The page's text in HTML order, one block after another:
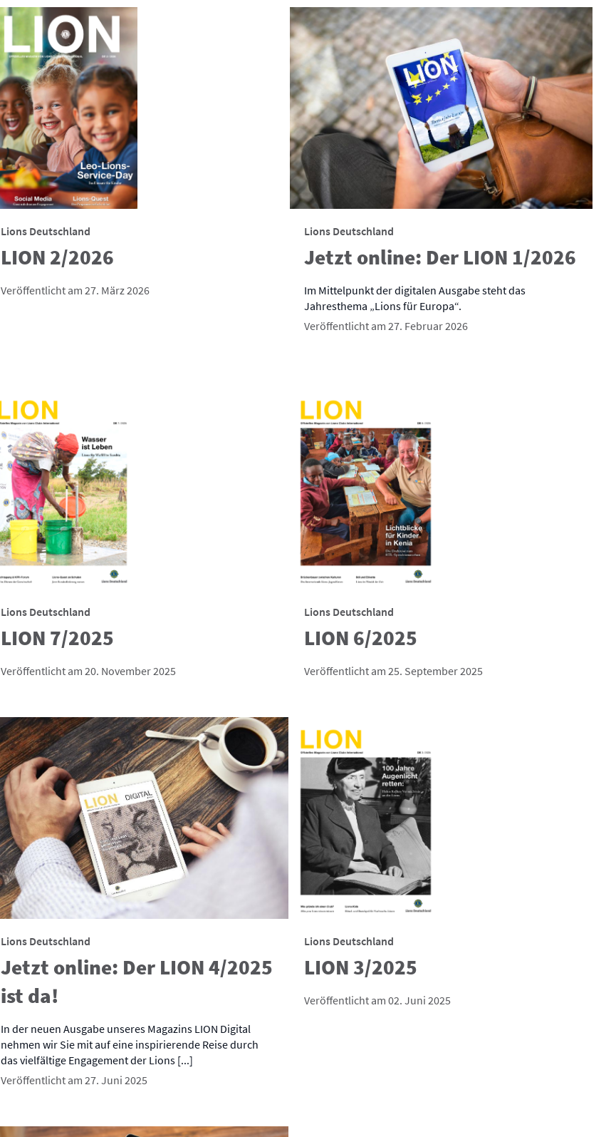
Lions Deutschland
LION 2/2026
Veröffentlicht am 27. März 2026
Lions Deutschland
Jetzt online: Der LION 1/2026
Im Mittelpunkt der digitalen Ausgabe steht das
Jahresthema „Lions für Europa“.
Veröffentlicht am 27. Februar 2026
Lions Deutschland
LION 7/2025
Veröffentlicht am 20. November 2025
Lions Deutschland
LION 6/2025
Veröffentlicht am 25. September 2025
Lions Deutschland
Jetzt online: Der LION 4/2025
ist da!
In der neuen Ausgabe unseres Magazins LION Digital
nehmen wir Sie mit auf eine inspirierende Reise durch
das vielfältige Engagement der Lions [...]
Veröffentlicht am 27. Juni 2025
Lions Deutschland
LION 3/2025
Veröffentlicht am 02. Juni 2025